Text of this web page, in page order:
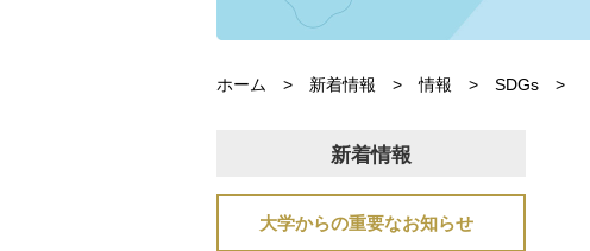
ホーム > 新着情報 >情報 > SDGs >
新着情報
大学からの重要なお知らせ